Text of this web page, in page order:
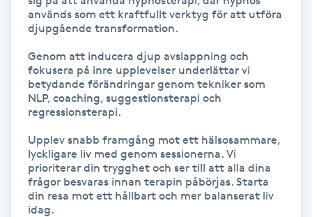
Gua Sha-massage
Hatha Yoga
Headspa
Healing
Herrklippning
används som ett kraftfullt verktyg för att utföra
djupgående transformation.
Genom att inducera djup avslappning och
fokusera på inre upplevelser underlättar vi
betydande förändringar genom tekniker som
NLP, coaching, suggestionsterapi och
regressionsterapi.
Upplev snabb framgång mot ett hälsosammare,
lyckligare liv med genom sessionerna. Vi
prioriterar din trygghet och ser till att alla dina
frågor besvaras innan terapin påbörjas. Starta
din resa mot ett hållbart och mer balanserat liv
idag.